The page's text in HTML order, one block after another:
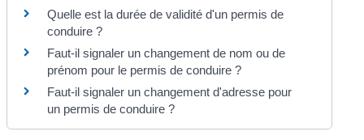
Quelle est la durée de validité d'un permis de
conduire ?
Faut-il signaler un changement de nom ou de
prénom pour le permis de conduire ?
Faut-il signaler un changement d'adresse pour
un permis de conduire ?